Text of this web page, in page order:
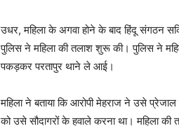
उधर, महिला के अगवा होने के बाद हिंदू संगठन
पुलिस ने महिला की तलाश शुरू की। पुलिस ने
पकड़कर परतापुर थाने ले आई।
महिला ने बताया कि आरोपी मेहराज ने उसे
को उसे सौदागरों के हवाले करना था। महिला